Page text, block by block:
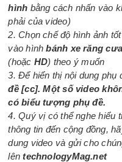
hình bằng cách nhấn vào
phải của video)
2. Chọn chế độ hình ảnh
vào hìnhbánh xe răng cưa
(hoặc HD) theo ý muốn
3. Để hiển thị nội dung phụ
đề [cc]. Một số video
có biểu tượng phụ đề.
4. Quý vị có thể nghe hiểu
thông tin đến cộng đồng,
dung video và gửi cho
lêntechnologyMag.net